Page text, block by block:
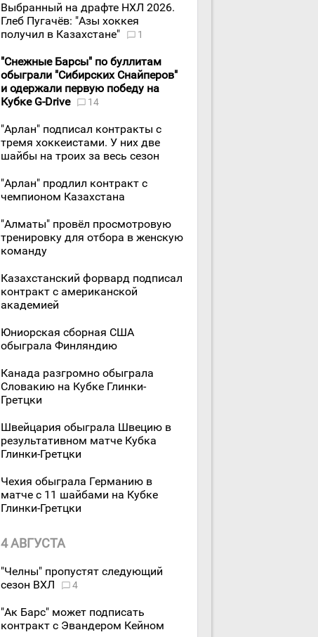
Выбранный на драфте НХЛ 2026.
Глеб Пугачёв: "Азы хоккея
получил в Казахстане"
1
"Снежные Барсы" по буллитам
обыграли "Сибирских Снайперов"
и одержали первую победу на
Кубке G-Drive
14
"Арлан" подписал контракты с
тремя хоккеистами. У них две
шайбы на троих за весь сезон
"Арлан" продлил контракт с
чемпионом Казахстана
"Алматы" провёл просмотровую
тренировку для отбора в женскую
команду
Казахстанский форвард подписал
контракт с американской
академией
Юниорская сборная США
обыграла Финляндию
Канада разгромно обыграла
Словакию на Кубке Глинки-
Гретцки
Швейцария обыграла Швецию в
результативном матче Кубка
Глинки-Гретцки
Чехия обыграла Германию в
матче с 11 шайбами на Кубке
Глинки-Гретцки
4 АВГУСТА
"Челны" пропустят следующий
сезон ВХЛ
4
"Ак Барс" может подписать
контракт с Эвандером Кейном